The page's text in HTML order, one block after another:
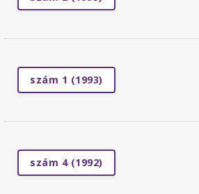
szám 1 (1993)
szám 4 (1992)